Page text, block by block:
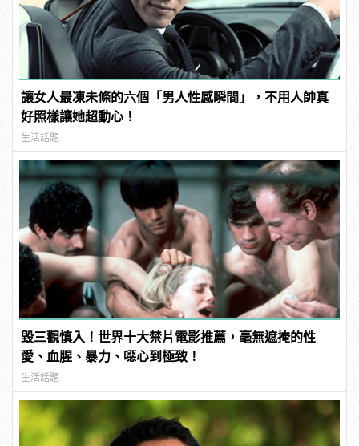
讓女人最凍未條的六個「男人性感瞬間」，不用人帥真
好照樣讓她超動心！
生活話題
毀三觀慎入！世界十大禁片電影推薦，毫無遮掩的性
愛、血腥、暴力、噁心到極致！
生活話題